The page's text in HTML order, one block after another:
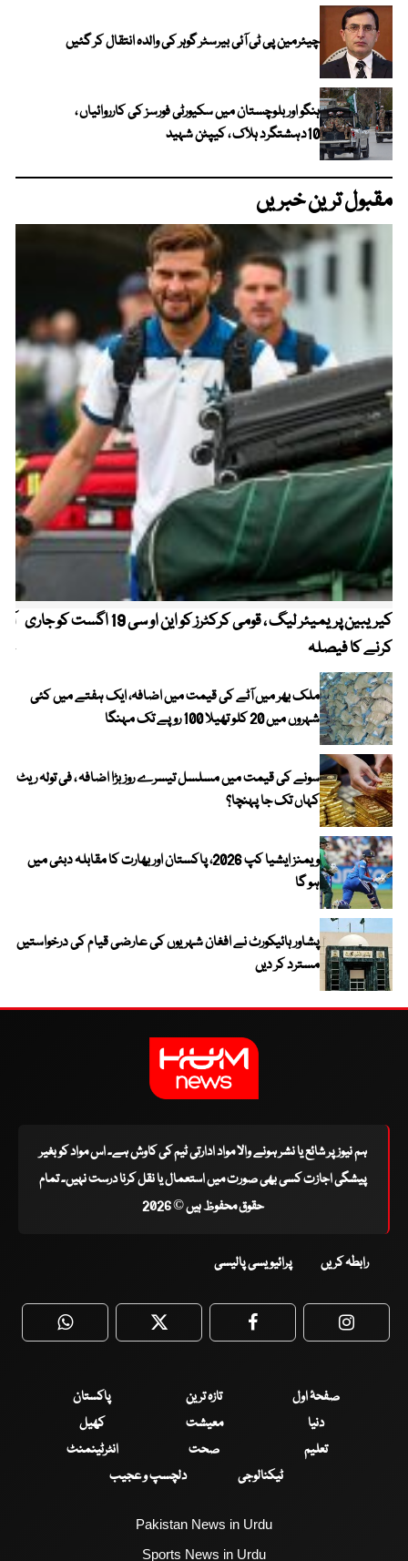
چیئرمین پی ٹی آئی بیرسٹر گوہر کی والدہ انتقال کر گئیں
ہنگو اور بلوچستان میں سکیورٹی فورسز کی کارروائیاں ،
10دہشتگرد ہلاک ، کیپٹن شہید
مقبول ترین خبریں
کیریبین پریمیئر لیگ ، قومی کرکٹرز کو این او سی 19 اگست کو جاری
کرنے کا فیصلہ
ملک بھر میں آٹے کی قیمت میں اضافہ، ایک ہفتے میں کئی
شہروں میں 20 کلو تھیلا 100 روپے تک مہنگا
سونے کی قیمت میں مسلسل تیسرے روز بڑا اضافہ ، فی تولہ ریٹ
کہاں تک جا پہنچا؟
ویمنز ایشیا کپ 2026، پاکستان اور بھارت کا مقابلہ دبئی میں
ہو گا
پشاور ہائیکورٹ نے افغان شہریوں کی عارضی قیام کی درخواستیں
مسترد کر دیں
ہم نیوز پر شائع یا نشر ہونے والا مواد ادارتی ٹیم کی کاوش ہے۔ اس مواد کو بغیر
پیشگی اجازت کسی بھی صورت میں استعمال یا نقل کرنا درست نہیں۔ تمام
حقوق محفوظ ہیں © 2026
رابطہ کریں پرائیویسی پالیسی
WhatsApp Twitter Facebook
صفحۂ اول تازہ ترین
پاکستان
دنیا
معیشت
کھیل
تعلیم
صحت
انٹرٹینمنٹ
ٹیکنالوجی
دلچسپ و عجیب
Pakistan News in Urdu
Sports News in Urdu